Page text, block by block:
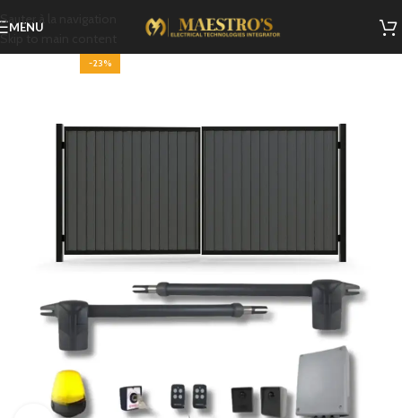
Sauter à la navigation
Skip to main content
MENU
-23%